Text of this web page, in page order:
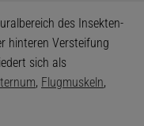
des Insekten-
hinteren Versteifung
sich als
, Flugmuskeln,